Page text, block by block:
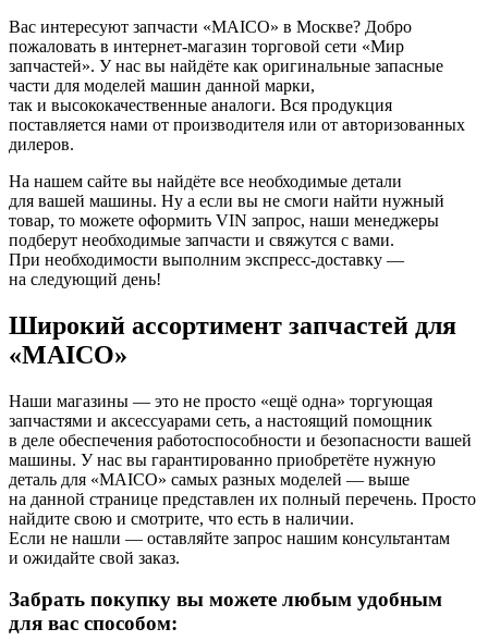
Вас интересуют запчасти «MAICO» в Москве? Добро
пожаловать в интернет-магазин торговой сети «Мир
запчастей». У нас вы найдёте как оригинальные запасные
части для моделей машин данной марки,
так и высококачественные аналоги. Вся продукция
поставляется нами от производителя или от авторизованных
дилеров.
На нашем сайте вы найдёте все необходимые детали
для вашей машины. Ну а если вы не смоги найти нужный
товар, то можете оформить VIN запрос, наши менеджеры
подберут необходимые запчасти и свяжутся с вами.
При необходимости выполним экспресс-доставку —
на следующий день!
Широкий ассортимент запчастей для
«MAICO»
Наши магазины — это не просто «ещё одна» торгующая
запчастями и аксессуарами сеть, а настоящий помощник
в деле обеспечения работоспособности и безопасности вашей
машины. У нас вы гарантированно приобретёте нужную
деталь для «MAICO» самых разных моделей — выше
на данной странице представлен их полный перечень. Просто
найдите свою и смотрите, что есть в наличии.
Если не нашли — оставляйте запрос нашим консультантам
и ожидайте свой заказ.
Забрать покупку вы можете любым удобным
для вас способом: